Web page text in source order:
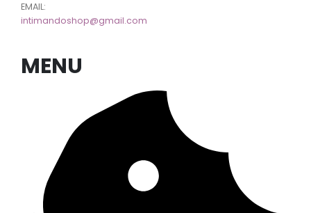
EMAIL:
intimandoshop@gmail.com
MENU